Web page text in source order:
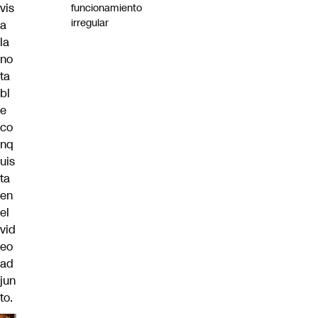
vis
a
la
no
ta
bl
e
co
nq
uis
ta
en
el
vid
eo
ad
jun
to.
funcionamiento
irregular